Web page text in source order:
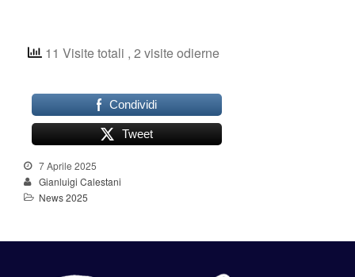
11 Visite totali , 2 visite odierne
Condividi
Tweet
7 Aprile 2025
Gianluigi Calestani
News 2025